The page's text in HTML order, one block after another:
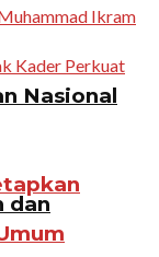
Nasional
dan